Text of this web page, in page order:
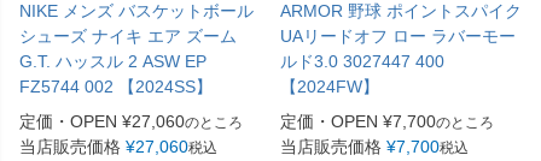
NIKE メンズ バスケットボール
シューズ ナイキ エア ズーム
G.T. ハッスル 2 ASW EP
FZ5744 002 【2024SS】
定価・OPEN ¥27,060のところ
当店販売価格 ¥27,060税込
ARMOR 野球 ポイントスパイク
UAリードオフ ロー ラバーモー
ルド3.0 3027447 400
【2024FW】
定価・OPEN ¥7,700のところ
当店販売価格 ¥7,700税込